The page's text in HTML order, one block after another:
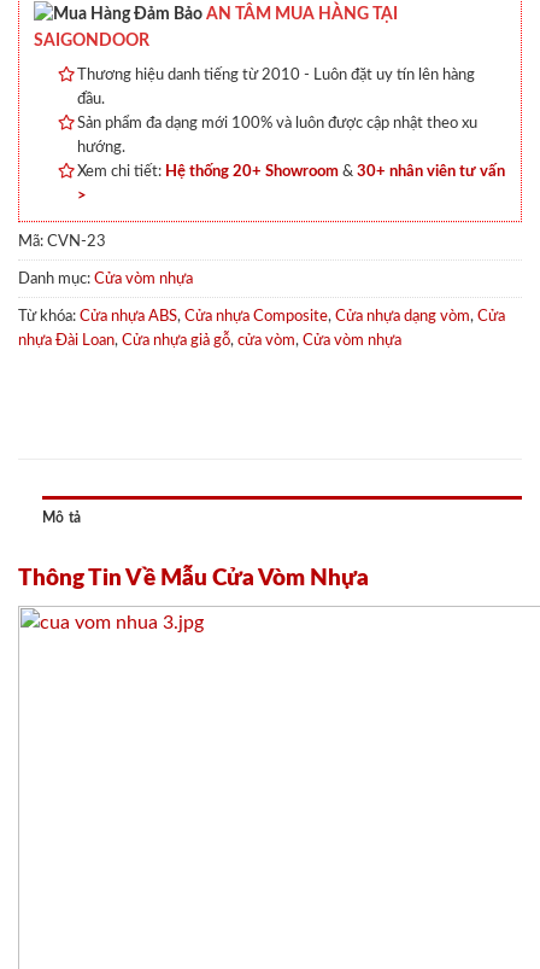
AN TÂM MUA HÀNG TẠI
SAIGONDOOR
Thương hiệu danh tiếng từ 2010 - Luôn đặt uy tín lên hàng
đầu.
Sản phẩm đa dạng mới 100% và luôn được cập nhật theo xu
hướng.
Xem chi tiết: Hệ thống 20+ Showroom & 30+ nhân viên tư vấn
>
Mã: CVN-23
Danh mục: Cửa vòm nhựa
Từ khóa: Cửa nhựa ABS, Cửa nhựa Composite, Cửa nhựa dạng vòm, Cửa
nhựa Đài Loan, Cửa nhựa giả gỗ, cửa vòm, Cửa vòm nhựa
Mô tả
Thông Tin Về Mẫu Cửa Vòm Nhựa